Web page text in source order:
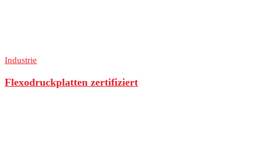
Industrie
Flexodruckplatten zertifiziert